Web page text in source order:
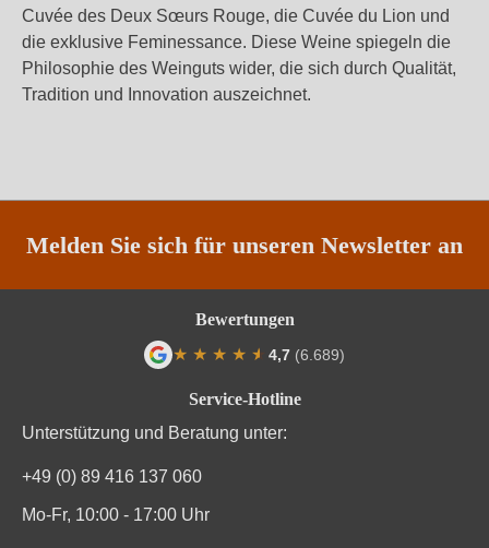
Cuvée des Deux Sœurs Rouge, die Cuvée du Lion und
die exklusive Feminessance. Diese Weine spiegeln die
Philosophie des Weinguts wider, die sich durch Qualität,
Tradition und Innovation auszeichnet.
Melden Sie sich für unseren Newsletter an
Service-Hotline
Unterstützung und Beratung unter:
+49 (0) 89 416 137 060
Mo-Fr, 10:00 - 17:00 Uhr
Bewertungen
★ ★ ★ ★ ★
★ 4,7 (6.689)